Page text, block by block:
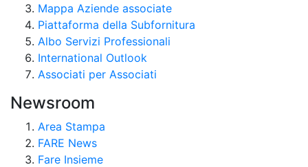
Mappa Aziende associate
Piattaforma della Subfornitura
Albo Servizi Professionali
International Outlook
Associati per Associati
Newsroom
Area Stampa
FARE News
Fare Insieme